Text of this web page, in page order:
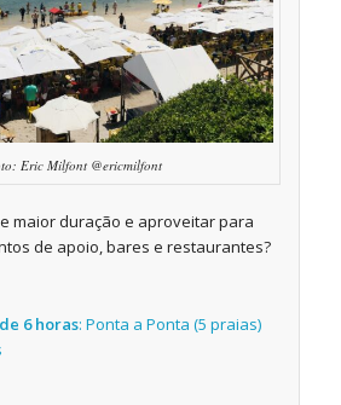
Eric Milfont @ericmilfont
maior duração e aproveitar para
de apoio, bares e restaurantes?
6 horas: Ponta a Ponta (5 praias)